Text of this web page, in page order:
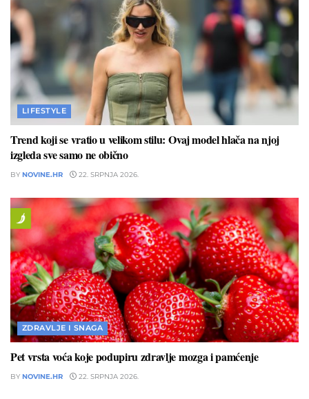
LIFESTYLE
Trend koji se vratio u velikom stilu: Ovaj model hlača na njoj
izgleda sve samo ne obično
BY NOVINE.HR 22. SRPNJA 2026.
ZDRAVLJE I SNAGA
Pet vrsta voća koje podupiru zdravlje mozga i pamćenje
BY NOVINE.HR 22. SRPNJA 2026.